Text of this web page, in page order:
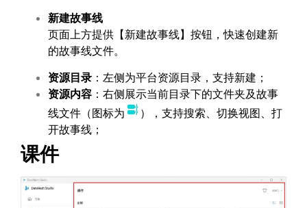
新建故事线
页面上方提供【新建故事线】按钮，快速创建新
的故事线文件。
资源目录 ：左侧为平台资源目录，支持新建；
资源内容 ：右侧展示当前目录下的文件夹及故事
线文件（图标为
），支持搜索、切换视图、打
开故事线；
课件